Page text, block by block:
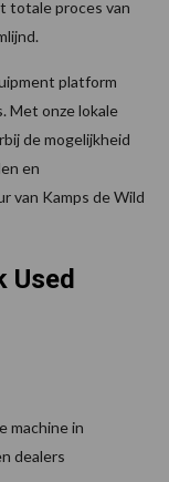
totale proces van
platform
Met onze lokale
de mogelijkheid
en
van Kamps de Wild
Used
machine in
dealers